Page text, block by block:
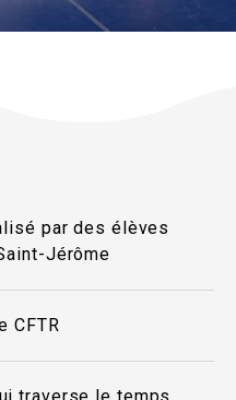
par des élèves
Jérôme
CFTR